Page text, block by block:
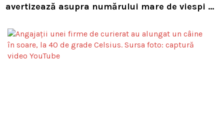
avertizează asupra numărului mare de viespi de